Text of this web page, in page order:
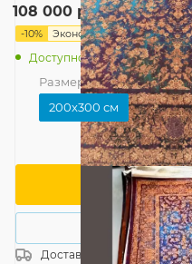
108 000 руб./шт 120
-10% Экономия12 000руб.
Доступно: 1
Размер — 200x300 см
200x300 см
В
Доставка
Россия